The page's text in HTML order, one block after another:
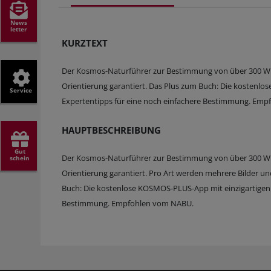
News
letter
Service
Gut
schein
KURZTEXT
Der Kosmos-Naturführer zur Bestimmung von über 300
Orientierung garantiert. Das Plus zum Buch: Die
Expertentipps für eine noch einfachere Bestimmung.
HAUPTBESCHREIBUNG
Der Kosmos-Naturführer zur Bestimmung von über 300
Orientierung garantiert. Pro Art werden mehrere Bilder
Buch: Die kostenlose KOSMOS-PLUS-App mit
Bestimmung. Empfohlen vom NABU.